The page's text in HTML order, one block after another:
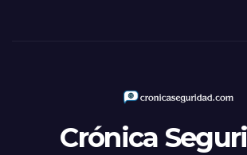
Crónica